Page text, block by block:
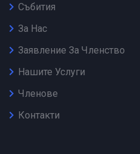
Събития
За Нас
Заявление За Членство
Нашите Услуги
Членове
Контакти